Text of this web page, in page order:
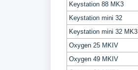
Keystation 88 MK3
Keystation mini 32
Keystation mini 32 MK3
Oxygen 25 MKIV
Oxygen 49 MKIV